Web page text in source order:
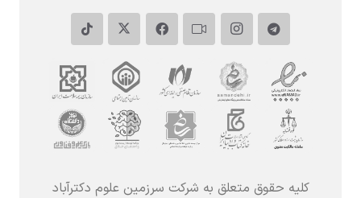
کلیه حقوق متعلق به شرکت سرزمین علوم دکترآباد